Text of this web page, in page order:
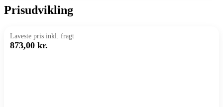
Prisudvikling
Laveste pris inkl. fragt
873,00 kr.